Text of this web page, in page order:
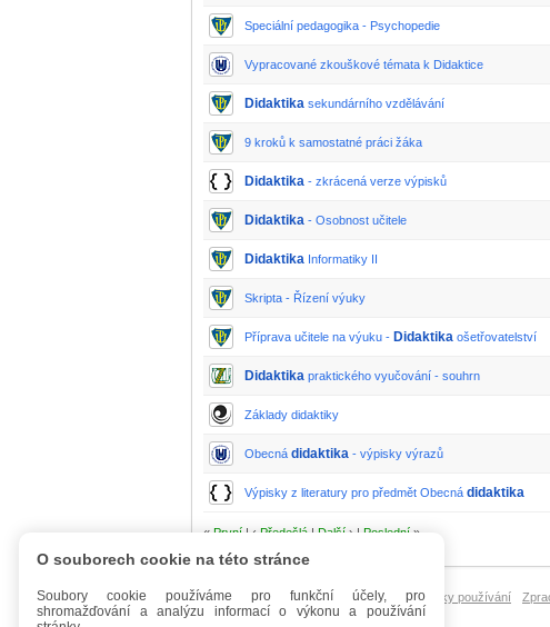
Speciální pedagogika - Psychopedie
Vypracované zkouškové témata k Didaktice
Didaktika sekundárního vzdělávání
9 kroků k samostatné práci žáka
Didaktika - zkrácená verze výpisků
Didaktika - Osobnost učitele
Didaktika Informatiky II
Skripta - Řízení výuky
Příprava učitele na výuku - Didaktika ošetřovatelství
Didaktika praktického vyučování - souhrn
Základy didaktiky
Obecná didaktika - výpisky výrazů
Výpisky z literatury pro předmět Obecná didaktika
« První | ‹ Předešlá | Další › | Poslední »
Úvod Mobilní verze FAQ - Manuál Podmínky používání
O souborech cookie na této stránce
Soubory cookie používáme pro funkční účely, pro
shromažďování a analýzu informací o výkonu a používání